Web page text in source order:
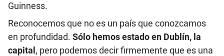
Guinness.
Reconocemos que no es un país que conozcamos
en profundidad. Sólo hemos estado en Dublín, la
capital , pero podemos decir firmemente que es una